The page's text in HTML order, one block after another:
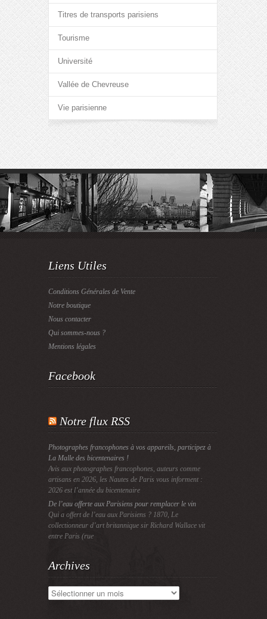
Titres de transports parisiens
Tourisme
Université
Vallée de Chevreuse
Vie parisienne
Liens Utiles
Conditions Générales de Vente
Notre boutique
Nous contacter
Qui sommes-nous ?
Mentions légales
Facebook
Notre flux RSS
Photographes francophones à vos appareils, participez à
La Malle des bicentenaires !
Avis aux photographes francophones, auteurs comme
artisans en 2026, les Nautes de Paris vous informent :
2026 est l’année du bicentenaire
De l’eau offerte aux Parisiens pour remplacer le vin
Qui a offert de l’eau aux Parisiens ? 1870, Le
collectionneur d’art britannique sir Richard Wallace vit
entre Paris (rue
Archives
Archives